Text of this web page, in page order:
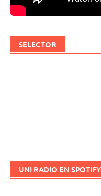
SELECTOR
UNI RADIO EN SPOTIFY